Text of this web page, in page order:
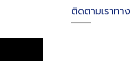
ติดตามเราทา